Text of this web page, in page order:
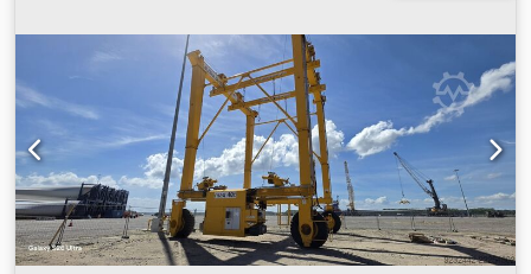
Última aplicación: Industria farmacéutica Volumen: 40 L
Tipo: Vertical sobre carro con ruedas Altura de las ruedas:
80 mm Material (en contacto con el producto): 1.4301 / AISI
304 Ejecución: De pared simple Tapa domo: 80x97 mm
Presión de trabajo según placa de características: 5 bar
Dimensiones del depósito: Diámetro exterior: 300 mm
Altura cilíndrica: 500 mm Altura total: 930 mm Anchura
total: 450 mm Longitud total: 470 mm Materiales: Interior:
1.4301 / AISI 304 Exterior: 1.4301 / AISI 304 Equipamiento:
Crjdpfx Aieza Eicjkof Placa de características: Sí